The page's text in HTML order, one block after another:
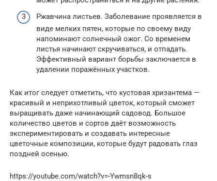
Ржавчина листьев. Заболевание проявляется в
виде мелких пятен, которые по своему виду
напоминают солнечный ожог. Со временем
листья начинают скручиваться, и отпадать.
Эффективный вариант борьбы заключается в
удалении поражённых участков.
Как итог следует отметить, что кустовая хризантема —
красивый и неприхотливый цветок, который сможет
выращивать даже начинающий садовод. Большое
количество цветов и сортов даёт возможность
экспериментировать и создавать интересные
цветочные композиции, которые будут радовать глаз
поздней осенью.
https://youtube.com/watch?v=-Ywmsn8qk-s